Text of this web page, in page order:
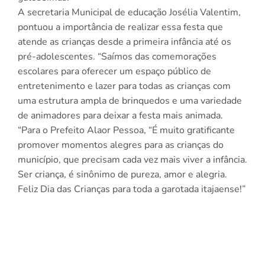
A secretaria Municipal de educação Josélia Valentim,
pontuou a importância de realizar essa festa que
atende as crianças desde a primeira infância até os
pré-adolescentes. “Saímos das comemorações
escolares para oferecer um espaço público de
entretenimento e lazer para todas as crianças com
uma estrutura ampla de brinquedos e uma variedade
de animadores para deixar a festa mais animada.
“Para o Prefeito Alaor Pessoa, “É muito gratificante
promover momentos alegres para as crianças do
município, que precisam cada vez mais viver a infância.
Ser criança, é sinônimo de pureza, amor e alegria.
Feliz Dia das Crianças para toda a garotada itajaense!”